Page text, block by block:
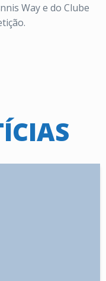
Way e do Clube